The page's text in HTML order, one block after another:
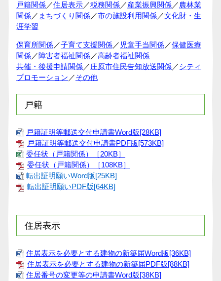
戸籍関係／住居表示／税務関係／産業振興関係／農林業
関係／ まちづくり関係／市の施設利用関係／文化財・生
涯学習
保育所関係／子育て支援関係／ 児童手当関係／保健医療
関係／障害者福祉関係／高齢者福祉関係
共催・後援申請関係／ 庄原市住民告知放送関係／シティ
プロモーション ／その他
戸籍
戸籍証明等郵送交付申請書Word版[28KB]
戸籍証明等郵送交付申請書PDF版[573KB]
委任状（戸籍関係）［20KB］
委任状（戸籍関係）［108KB］
転出証明願いWord版[25KB]
転出証明願いPDF版[64KB]
住居表示
住居表示を必要とする建物の新築届Word版[36KB]
住居表示を必要とする建物の新築届PDF版[88KB]
住居番号の変更等の申請書Word版[38KB]